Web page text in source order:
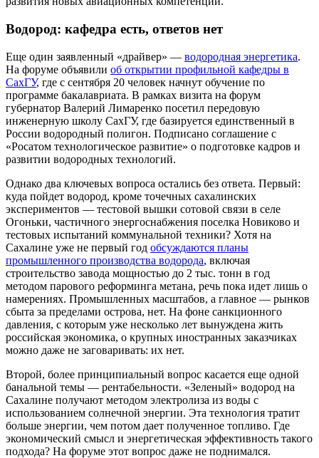
Водород: кафедра есть, ответов нет
Еще один заявленный «драйвер» — водородная энергетика.
На форуме объявили об открытии профильной кафедры в
СахГУ, где с сентября 20 человек начнут обучение по
программе бакалавриата. В рамках визита на форум
губернатор Валерий Лимаренко посетил передовую
инженерную школу СахГУ, где базируется единственный в
России водородный полигон. Подписано соглашение с
«Росатом технологическое развитие» о подготовке кадров и
развитии водородных технологий.
Однако два ключевых вопроса остались без ответа. Первый:
куда пойдет водород, кроме точечных сахалинских
экспериментов — тестовой вышки сотовой связи в селе
Огоньки, частичного энергоснабжения поселка Новиково и
тестовых испытаний коммунальной техники? Хотя на
Сахалине уже не первый год обсуждаются планы
промышленного производства водорода, включая
строительство завода мощностью до 2 тыс. тонн в год
методом парового реформинга метана, речь пока идет лишь о
намерениях. Промышленных масштабов, а главное — рынков
сбыта за пределами острова, нет. На фоне санкционного
давления, с которым уже несколько лет вынуждена жить
российская экономика, о крупных иностранных заказчиках
можно даже не заговаривать: их нет.
Второй, более принципиальный вопрос касается еще одной
банальной темы — рентабельности. «Зеленый» водород на
Сахалине получают методом электролиза из воды с
использованием солнечной энергии. Эта технология тратит
больше энергии, чем потом дает полученное топливо. Где
экономический смысл и энергетическая эффективность такого
подхода? На форуме этот вопрос даже не поднимался.